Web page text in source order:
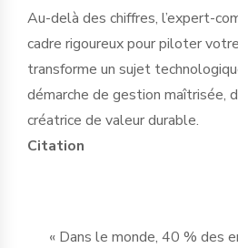
Au-delà des chiffres, l’expert-
cadre rigoureux pour piloter
transforme un sujet
démarche de gestion maîtrisée,
créatrice de valeur durable.
Citation
« Dans le monde, 40 % des